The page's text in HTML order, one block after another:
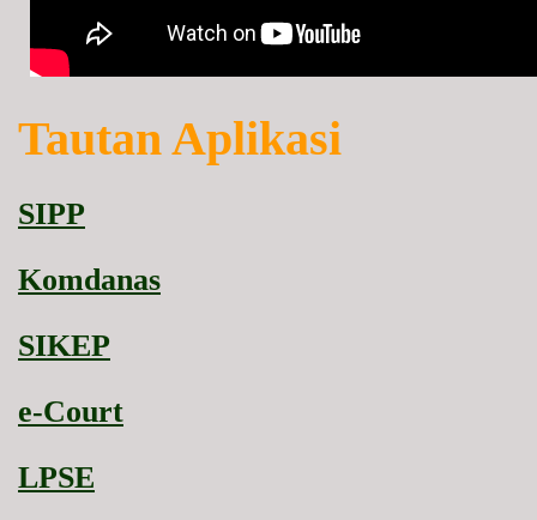
Tautan Aplikasi
SIPP
Komdanas
SIKEP
e-Court
LPSE